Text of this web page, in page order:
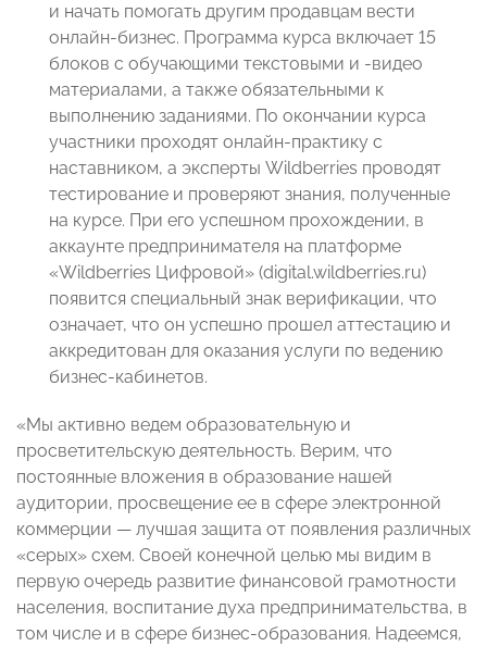
и начать помогать другим продавцам вести
онлайн-бизнес. Программа курса включает 15
блоков с обучающими текстовыми и -видео
материалами, а также обязательными к
выполнению заданиями. По окончании курса
участники проходят онлайн-практику с
наставником, а эксперты Wildberries проводят
тестирование и проверяют знания, полученные
на курсе. При его успешном прохождении, в
аккаунте предпринимателя на платформе
«Wildberries Цифровой» (digital.wildberries.ru)
появится специальный знак верификации, что
означает, что он успешно прошел аттестацию и
аккредитован для оказания услуги по ведению
бизнес-кабинетов.
«Мы активно ведем образовательную и
просветительскую деятельность. Верим, что
постоянные вложения в образование нашей
аудитории, просвещение ее в сфере электронной
коммерции — лучшая защита от появления различных
«серых» схем. Своей конечной целью мы видим в
первую очередь развитие финансовой грамотности
населения, воспитание духа предпринимательства, в
том числе и в сфере бизнес-образования. Надеемся,